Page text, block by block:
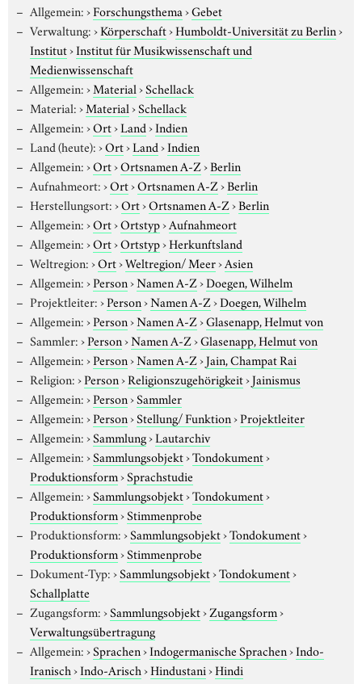
Allgemein:›Forschungsthema›Gebet
Verwaltung:›Körperschaft›Humboldt-Universität zu Berlin›
Institut›Institut für Musikwissenschaft und
Medienwissenschaft
Allgemein:›Material›Schellack
Material:›Material›Schellack
Allgemein:›Ort›Land›Indien
Land (heute):›Ort›Land›Indien
Allgemein:›Ort›Ortsnamen A-Z›Berlin
Aufnahmeort:›Ort›Ortsnamen A-Z›Berlin
Herstellungsort:›Ort›Ortsnamen A-Z›Berlin
Allgemein:›Ort›Ortstyp›Aufnahmeort
Allgemein:›Ort›Ortstyp›Herkunftsland
Weltregion:›Ort›Weltregion/ Meer›Asien
Allgemein:›Person›Namen A-Z›Doegen, Wilhelm
Projektleiter:›Person›Namen A-Z›Doegen, Wilhelm
Allgemein:›Person›Namen A-Z›Glasenapp, Helmut von
Sammler:›Person›Namen A-Z›Glasenapp, Helmut von
Allgemein:›Person›Namen A-Z›Jain, Champat Rai
Religion:›Person›Religionszugehörigkeit›Jainismus
Allgemein:›Person›Sammler
Allgemein:›Person›Stellung/ Funktion›Projektleiter
Allgemein:›Sammlung›Lautarchiv
Allgemein:›Sammlungsobjekt›Tondokument›
Produktionsform›Sprachstudie
Allgemein:›Sammlungsobjekt›Tondokument›
Produktionsform›Stimmenprobe
Produktionsform:›Sammlungsobjekt›Tondokument›
Produktionsform›Stimmenprobe
Dokument-Typ:›Sammlungsobjekt›Tondokument›
Schallplatte
Zugangsform:›Sammlungsobjekt›Zugangsform›
Verwaltungsübertragung
Allgemein:›Sprachen›Indogermanische Sprachen›Indo-
Iranisch›Indo-Arisch›Hindustani›Hindi